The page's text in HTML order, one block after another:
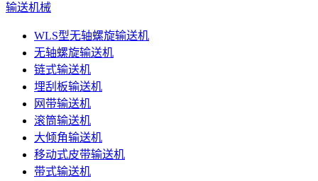
输送机械
WLS型无轴螺旋输送机
无轴螺旋输送机
链式输送机
埋刮板输送机
网带输送机
滚筒输送机
大倾角输送机
移动式皮带输送机
带式输送机